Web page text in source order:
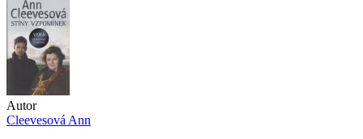
Autor
Cleevesová Ann